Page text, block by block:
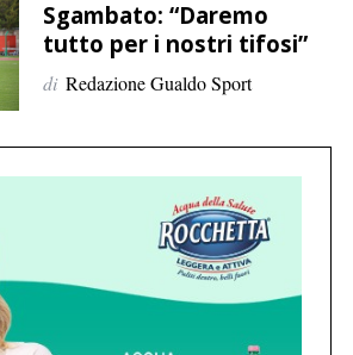
Sgambato: “Daremo
tutto per i nostri tifosi”
di Redazione Gualdo Sport